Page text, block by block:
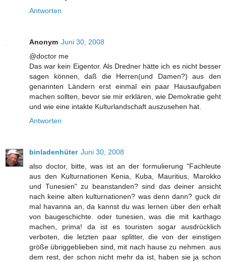
Antworten
Anonym Juni 30, 2008
@doctor me
Das war kein Eigentor. Als Dredner hätte ich es nicht besser
sagen können, daß die Herren(und Damen?) aus den
genannten Ländern erst einmal ein paar Hausaufgaben
machen sollten, bevor sie mir erklären, wie Demokratie geht
und wie eine intakte Kulturlandschaft auszusehen hat.
Antworten
binladenhüter Juni 30, 2008
also doctor, bitte, was ist an der formulierung "Fachleute
aus den Kulturnationen Kenia, Kuba, Mauritius, Marokko
und Tunesien" zu beanstanden? sind das deiner ansicht
nach keine alten kulturnationen? was denn dann? guck dir
mal havanna an, da kannst du was lernen über den erhalt
von baugeschichte. oder tunesien, was die mit karthago
machen, prima! da ist es touristen sogar ausdrücklich
verboten, die letzten paar splitter, die von der einstigen
größe übriggeblieben sind, mit nach hause zu nehmen. aus
dem rest, der schon nicht mehr da ist, haben sie ja schon